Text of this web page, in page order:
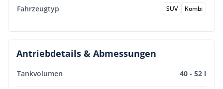
Fahrzeugtyp SUV Kombi
Antriebdetails & Abmessungen
Tankvolumen 40 - 52 l